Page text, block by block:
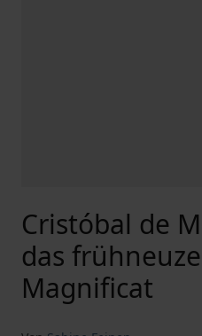
Cristóbal de
das
Magnificat